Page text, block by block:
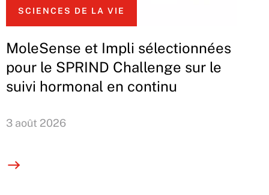
SCIENCES DE LA VIE
MoleSense et Impli sélectionnées
pour le SPRIND Challenge sur le
suivi hormonal en continu
3 août 2026